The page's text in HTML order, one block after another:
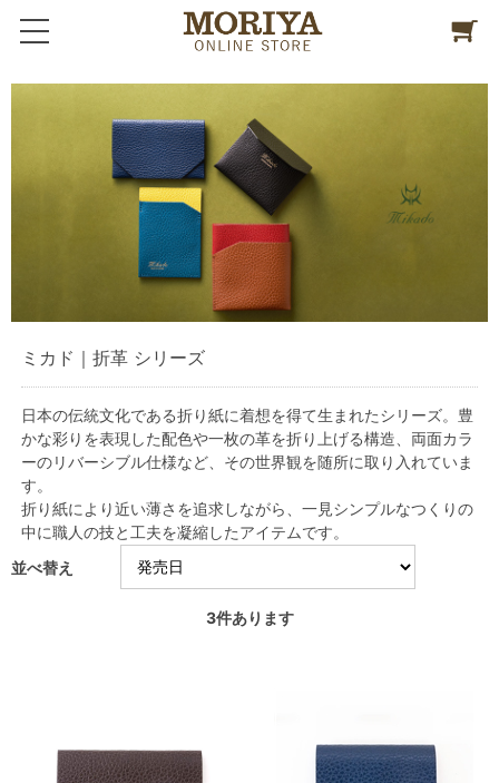
ミカド｜折革 シリーズ
日本の伝統文化である折り紙に着想を得て生まれたシリーズ。豊
かな彩りを表現した配色や一枚の革を折り上げる構造、両面カラ
ーのリバーシブル仕様など、その世界観を随所に取り入れていま
す。
折り紙により近い薄さを追求しながら、一見シンプルなつくりの
中に職人の技と工夫を凝縮したアイテムです。
並べ替え
3件あります